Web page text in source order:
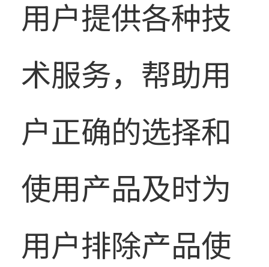
用户提供各种技
术服务，帮助用
户正确的选择和
使用产品及时为
用户排除产品使